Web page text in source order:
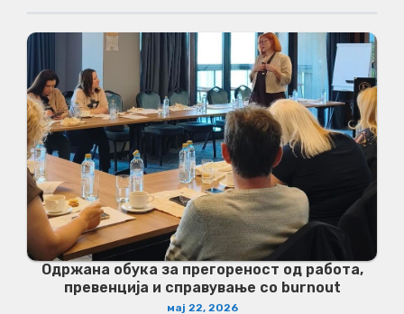
Одржана обука за прегореност од работа,
превенција и справување со burnout
мај 22, 2026